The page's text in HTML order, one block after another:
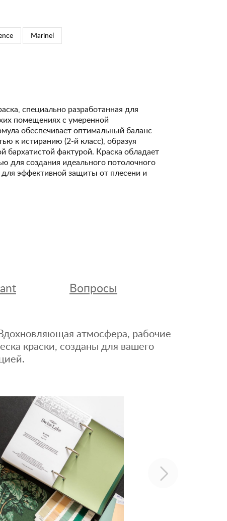
Marinel
специально разработанная для
помещениях с умеренной
обеспечивает оптимальный баланс
к истиранию (2-й класс), образуя
бархатистой фактурой. Краска обладает
для создания идеального потолочного
для эффективной защиты от плесени и
Вопросы
атмосфера, рабочие
краски, созданы для вашего